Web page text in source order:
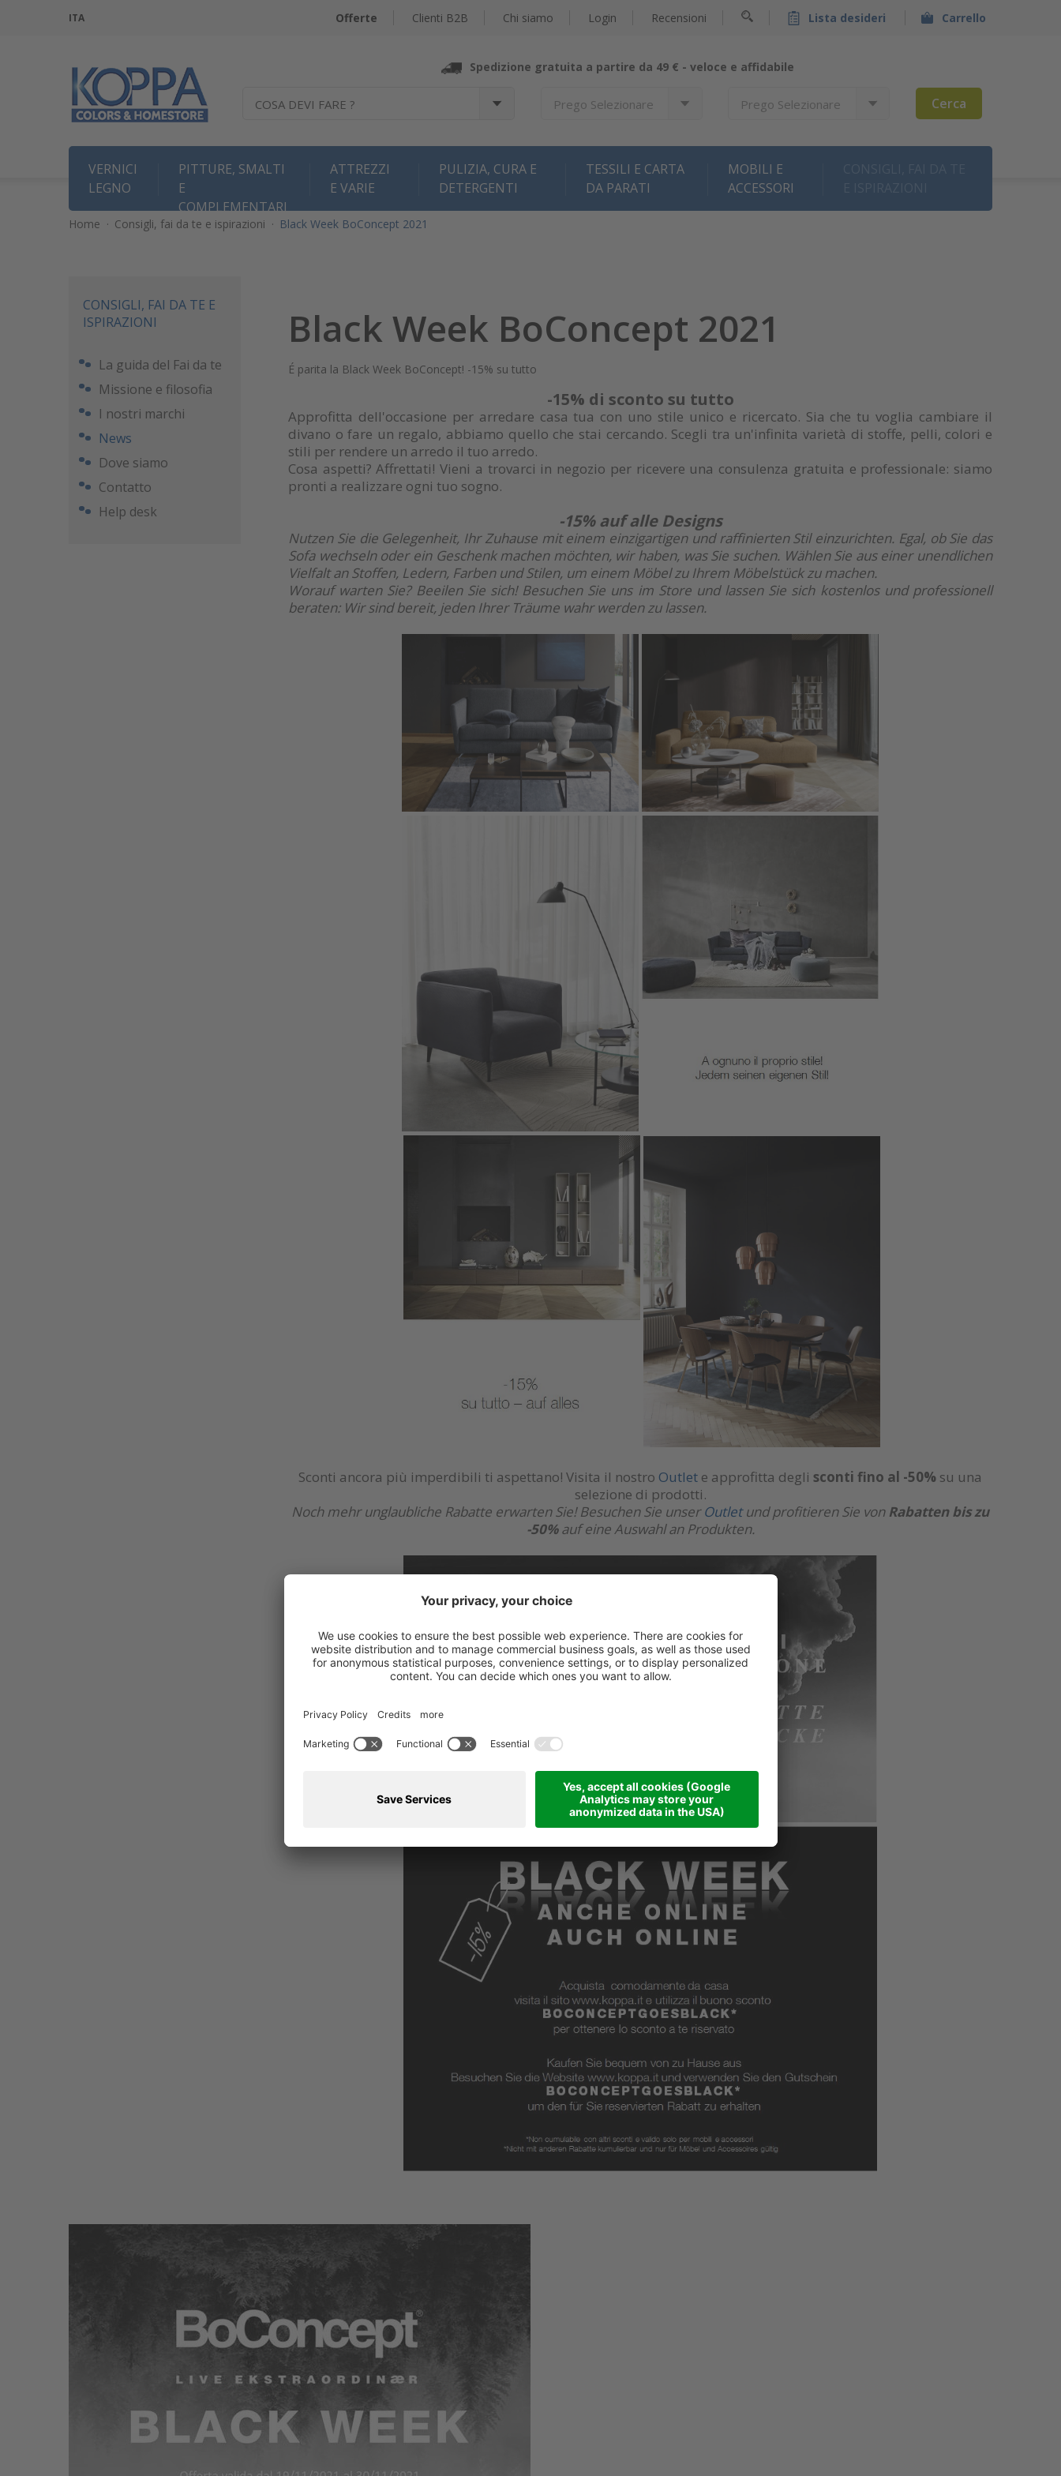
ITA Offerte Clienti B2B Chi siamo Login Recensioni Lista desideri Carrello
Spedizione gratuita a partire da 49 € - veloce e affidabile
COSA DEVI FARE ? Prego Selezionare Prego Selezionare Cerca
VERNICI
LEGNO
PITTURE, SMALTI
E
COMPLEMENTARI
ATTREZZI
E VARIE
PULIZIA, CURA E
DETERGENTI
TESSILI E CARTA
DA PARATI
MOBILI E
ACCESSORI
Home · Consigli, fai da te e ispirazioni · Black Week BoConcept 2021
CONSIGLI, FAI DA TE E
ISPIRAZIONI
La guida del Fai da te
Missione e filosofia
I nostri marchi
News
Dove siamo
Contatto
Help desk
Black Week BoConcept 2021
É parita la Black Week BoConcept! -15% su tutto
-15% di sconto su tutto
Approfitta dell'occasione per arredare casa tua con uno stile unico e ricercato. Sia che tu voglia cambiare il
divano o fare un regalo, abbiamo quello che stai cercando. Scegli tra un'infinita varietà di stoffe, pelli, colori e
stili per rendere un arredo il tuo arredo.
Cosa aspetti? Affrettati! Vieni a trovarci in negozio per ricevere una consulenza gratuita e professionale: siamo
pronti a realizzare ogni tuo sogno.
-15% auf alle Designs
Nutzen Sie die Gelegenheit, Ihr Zuhause mit einem einzigartigen und raffinierten Stil einzurichten. Egal, ob Sie das
Sofa wechseln oder ein Geschenk machen möchten, wir haben, was Sie suchen. Wählen Sie aus einer unendlichen
Vielfalt an Stoffen, Ledern, Farben und Stilen, um einem Möbel zu Ihrem Möbelstück zu machen.
Worauf warten Sie? Beeilen Sie sich! Besuchen Sie uns im Store und lassen Sie sich kostenlos und professionell
beraten: Wir sind bereit, jeden Ihrer Träume wahr werden zu lassen.
Sconti ancora più imperdibili ti aspettano! Visita il nostro Outlet e approfitta degli sconti fino al -50% su una
selezione di prodotti.
Noch mehr unglaubliche Rabatte erwarten Sie! Besuchen Sie unserOutletund profitieren Sie von Rabatten bis zu
-50%auf eine Auswahl an Produkten.